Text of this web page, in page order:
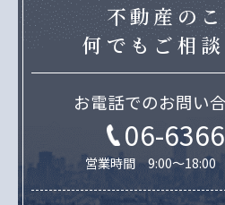
不動産の
何でもご相
お電話でのお問い
06-
営業時間 9:00～18:00（